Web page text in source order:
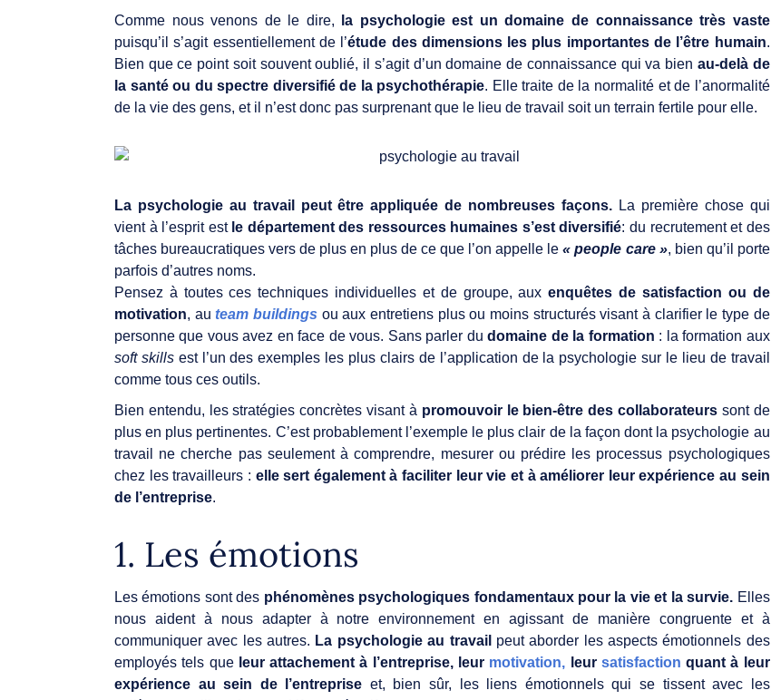
Comme nous venons de le dire, la psychologie est un domaine de connaissance très vaste
puisqu’il s’agit essentiellement de l’étude des dimensions les plus importantes de l’être humain.
Bien que ce point soit souvent oublié, il s’agit d’un domaine de connaissance qui va bien au-delà de
la santé ou du spectre diversifié de la psychothérapie. Elle traite de la normalité et de l’anormalité
de la vie des gens, et il n’est donc pas surprenant que le lieu de travail soit un terrain fertile pour elle.
La psychologie au travail peut être appliquée de nombreuses façons. La première chose qui
vient à l’esprit estle département des ressources humaines s’est diversifié: du recrutement et des
tâches bureaucratiques vers de plus en plus de ce que l’on appelle le« people care », bien qu’il porte
parfois d’autres noms.
Pensez à toutes ces techniques individuelles et de groupe, auxenquêtes de satisfaction ou de
motivation, auteam buildings ou aux entretiens plus ou moins structurés visant à clarifier le type de
personne que vous avez en face de vous. Sans parler dudomaine de la formation : la formation aux
soft skillsest l’un des exemples les plus clairs de l’application de la psychologie sur le lieu de travail
comme tous ces outils.
Bien entendu, les stratégies concrètes visant à promouvoir le bien-être des collaborateurs sont de
plus en plus pertinentes. C’est probablement l’exemple le plus clair de la façon dont la psychologie au
travail ne cherche pas seulement à comprendre, mesurer ou prédire les processus psychologiques
chez les travailleurs : elle sert également à faciliter leur vie et à améliorer leur expérience au sein
de l’entreprise.
1. Les émotions
Les émotions sont des phénomènes psychologiques fondamentaux pour la vie et la survie. Elles
nous aident à nous adapter à notre environnement en agissant de manière congruente et à
communiquer avec les autres. La psychologie au travail peut aborder les aspects émotionnels des
employés tels que leur attachement à l’entreprise, leur motivation, leur satisfaction quant à leur
expérience au sein de l’entreprise et, bien sûr, les liens émotionnels qui se tissent avec les